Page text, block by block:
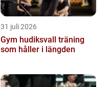
31 juli 2026
Gym hudiksvall träning
som håller i längden